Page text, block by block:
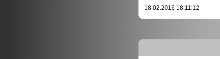
18.02.2016 18:11:12